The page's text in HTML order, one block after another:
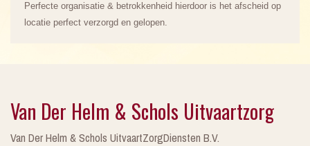
Perfecte organisatie & betrokkenheid hierdoor is het afscheid op
locatie perfect verzorgd en gelopen.
Van Der Helm & Schols Uitvaartzorg
Van Der Helm & Schols UitvaartZorgDiensten B.V.